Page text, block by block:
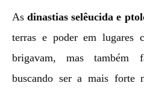
Asdinastias selêucida e
terras e poder em lugares
brigavam, mas também
buscando ser a mais forte